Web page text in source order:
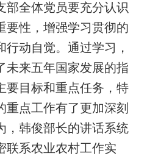
部全体党员要充分认识
要性，增强学习贯彻的
动自觉。 通过学习，
未来五年国家发展的指
要目标和重点任务，特
重点工作有了更加深刻
，韩俊部长的讲话系统
联系农业农村工作实